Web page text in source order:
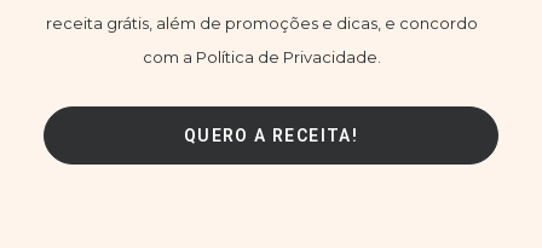
receita grátis, além de promoções e dicas, e concordo
com a Política de Privacidade.